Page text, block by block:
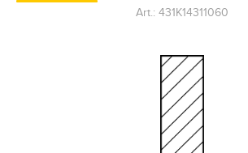
Art.: 431K14311060